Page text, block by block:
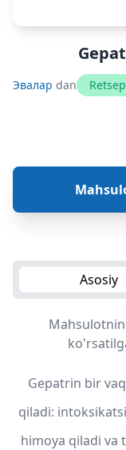
Эвалар dan
Asosiy
Gepatrin bir
qiladi:
himoya qiladi